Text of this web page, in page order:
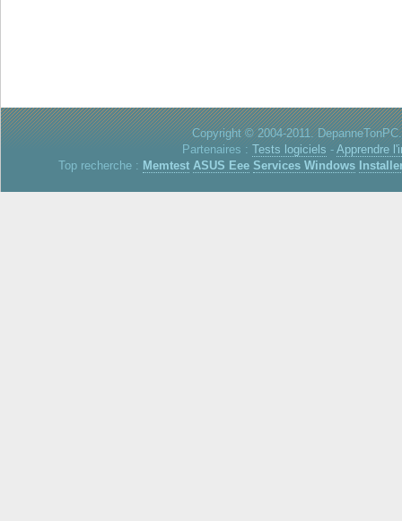
Copyright © 2004-2011.
Partenaires : Tests logiciels - Apprendre
Top recherche : Memtest ASUS Eee Services Windows